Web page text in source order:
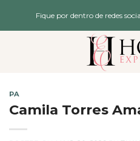
Fique por dentro de redes
PA
Camila Torres